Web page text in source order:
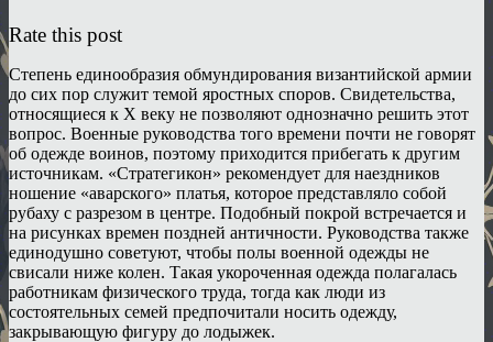
Rate this post
Степень единообразия обмундирования византийской армии
до сих пор служит темой яростных споров. Свидетельства,
относящиеся к X веку не позволяют однозначно решить этот
вопрос. Военные руководства того времени почти не говорят
об одежде воинов, поэтому приходится прибегать к другим
источникам. «Стратегикон» рекомендует для наездников
ношение «аварского» платья, которое представляло собой
рубаху с разрезом в центре. Подобный покрой встречается и
на рисунках времен поздней античности. Руководства также
единодушно советуют, чтобы полы военной одежды не
свисали ниже колен. Такая укороченная одежда полагалась
работникам физического труда, тогда как люди из
состоятельных семей предпочитали носить одежду,
закрывающую фигуру до лодыжек.